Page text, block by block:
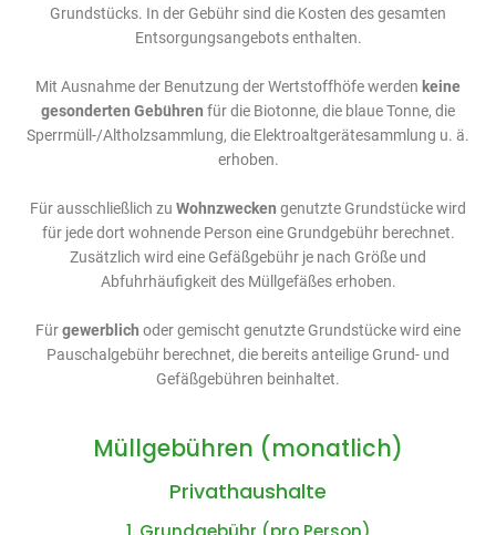
Grundstücks. In der Gebühr sind die Kosten des gesamten
Entsorgungsangebots enthalten.
Mit Ausnahme der Benutzung der Wertstoffhöfe werden keine
gesonderten Gebühren für die Biotonne, die blaue Tonne, die
Sperrmüll-/Altholzsammlung, die Elektroaltgerätesammlung u. ä.
erhoben.
Für ausschließlich zu Wohnzwecken genutzte Grundstücke wird
für jede dort wohnende Person eine Grundgebühr berechnet.
Zusätzlich wird eine Gefäßgebühr je nach Größe und
Abfuhrhäufigkeit des Müllgefäßes erhoben.
Fürgewerblich oder gemischt genutzte Grundstücke wird eine
Pauschalgebühr berechnet, die bereits anteilige Grund- und
Gefäßgebühren beinhaltet.
Müllgebühren (monatlich)
Privathaushalte